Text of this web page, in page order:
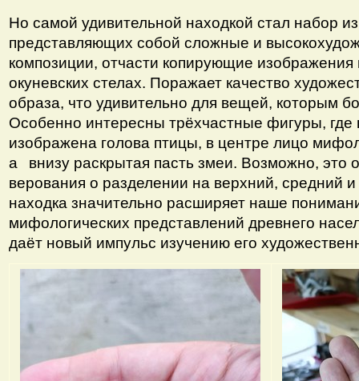
Но самой удивительной находкой стал набор
представляющих собой сложные и
композиции, отчасти копирующие
окуневских стелах. Поражает качество
образа, что удивительно для вещей, которым
Особенно интересны трёхчастные фигуры, где
изображена голова птицы, в центре лицо
а
внизу раскрытая пасть змеи. Возможно, это
верования о разделении на верхний, средний
находка значительно расширяет наше
мифологических представлений древнего
даёт новый импульс изучению его